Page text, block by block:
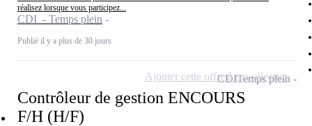
réalisez lorsque vous participez...
CDI - Temps plein
Publié il y a plus de 30 jours
Contrôleur de gestion ENCOURS
F/H (H/F)
CDITemps plein
Ajouter cette offre à ma sélection